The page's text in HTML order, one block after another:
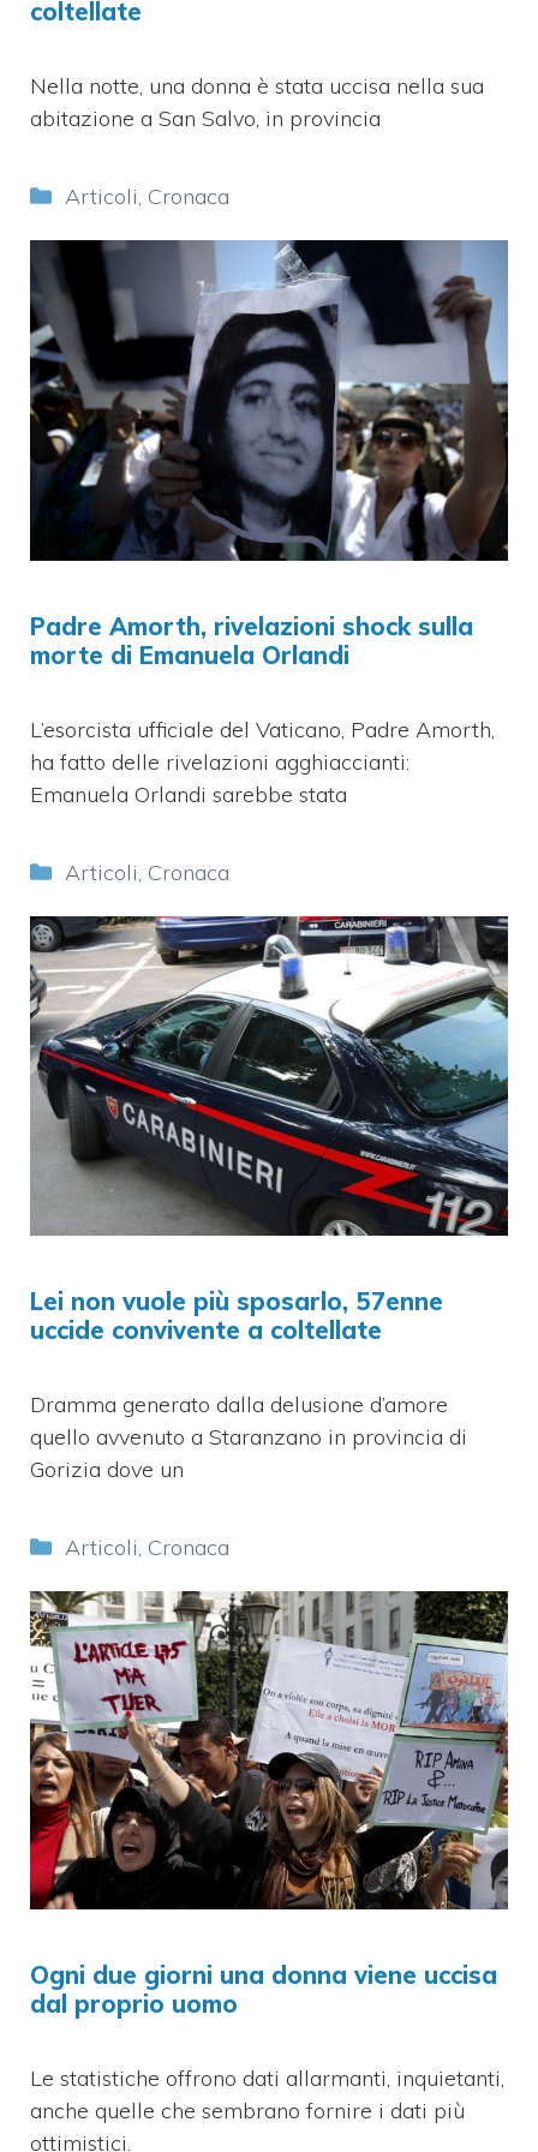
coltellate
Nella notte, una donna è stata uccisa nella sua
abitazione a San Salvo, in provincia
Categorie
Articoli, Cronaca
Padre Amorth, rivelazioni shock sulla
morte di Emanuela Orlandi
L’esorcista ufficiale del Vaticano, Padre Amorth,
ha fatto delle rivelazioni agghiaccianti:
Emanuela Orlandi sarebbe stata
Categorie
Articoli, Cronaca
Lei non vuole più sposarlo, 57enne
uccide convivente a coltellate
Dramma generato dalla delusione d’amore
quello avvenuto a Staranzano in provincia di
Gorizia dove un
Categorie
Articoli, Cronaca
Ogni due giorni una donna viene uccisa
dal proprio uomo
Le statistiche offrono dati allarmanti, inquietanti,
anche quelle che sembrano fornire i dati più
ottimistici.